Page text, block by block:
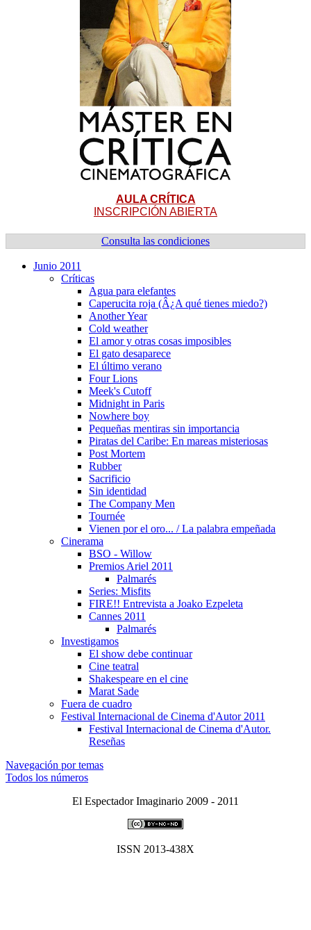
AULA CRÍTICA
INSCRIPCIÓN ABIERTA
Consulta las condiciones
Junio 2011
Crí­ticas
Agua para elefantes
Caperucita roja (Â¿A qué tienes miedo?)
Another Year
Cold weather
El amor y otras cosas imposibles
El gato desaparece
El último verano
Four Lions
Meek's Cutoff
Midnight in Paris
Nowhere boy
Pequeñas mentiras sin importancia
Piratas del Caribe: En mareas misteriosas
Post Mortem
Rubber
Sacrificio
Sin identidad
The Company Men
Tournée
Vienen por el oro... / La palabra empeñada
Cinerama
BSO - Willow
Premios Ariel 2011
Palmarés
Series: Misfits
FIRE!! Entrevista a Joako Ezpeleta
Cannes 2011
Palmarés
Investigamos
El show debe continuar
Cine teatral
Shakespeare en el cine
Marat Sade
Fuera de cuadro
Festival Internacional de Cinema d'Autor 2011
Festival Internacional de Cinema d'Autor.
Reseñas
Navegación por temas
Todos los números
El Espectador Imaginario 2009 - 2011
ISSN 2013-438X